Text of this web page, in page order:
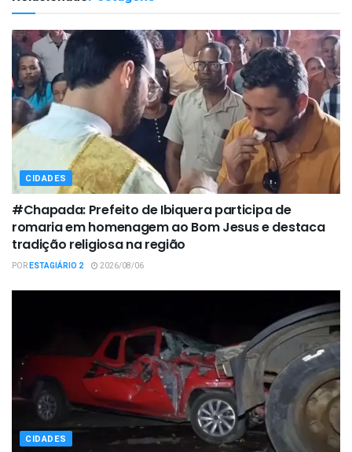
CIDADES
#Chapada: Prefeito de Ibiquera participa de
romaria em homenagem ao Bom Jesus e destaca
tradição religiosa na região
PORESTAGIÁRIO 2 2026/08/06
CIDADES